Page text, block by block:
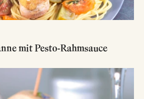
mit Pesto-Rahmsauce